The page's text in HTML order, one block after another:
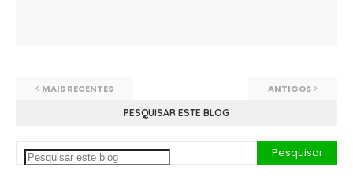
MAIS RECENTES ANTIGOS
PESQUISAR ESTE BLOG